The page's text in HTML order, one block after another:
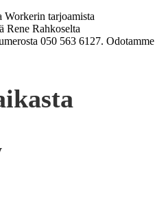
Workerin tarjoamista
Rene Rahkoselta
050 563 6127. Odotamme